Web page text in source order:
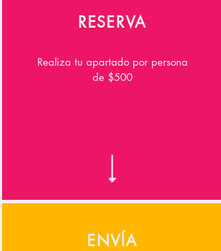
RESERVA
Realiza tu apartado por persona
de $500
ENVÍA